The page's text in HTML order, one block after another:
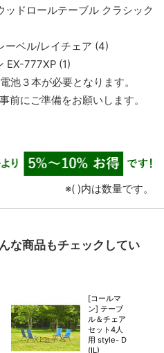
ドロールテーブル クラシック
ベル/レイチェア (4)
777XP (1)
池３本が必要となります。
前にご準備をお願いします。
※( )内は数量です。
な商品もチェックしてい
[コールマ
ン] テーブ
ル＆チェア
セット4人
用 style- D
(IL)